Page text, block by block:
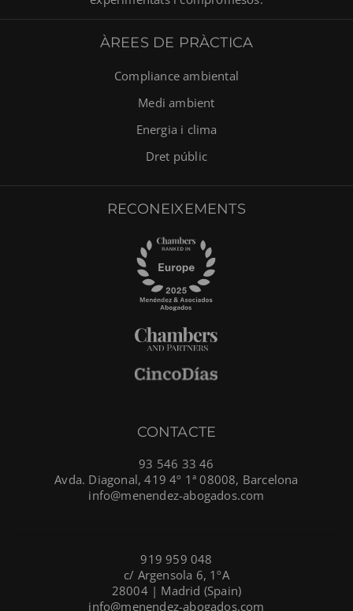
ÀREES DE PRÀCTICA
Compliance ambiental
Medi ambient
Energia i clima
Dret públic
RECONEIXEMENTS
CONTACTE
93 546 33 46
Avda. Diagonal, 419 4º 1ª 08008, Barcelona
info@menendez-abogados.com
919 959 048
c/ Argensola 6, 1ºA
28004 | Madrid (Spain)
info@menendez-abogados.com